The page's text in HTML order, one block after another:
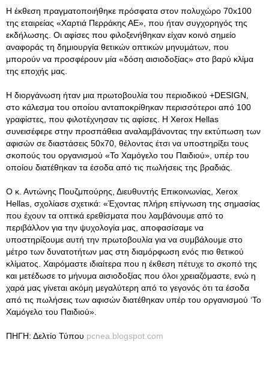
Η έκθεση πραγματοποιήθηκε πρόσφατα στον πολυχώρο 70x100
της εταιρείας «Χαρτιά Περράκης ΑΕ», που ήταν συγχορηγός της
εκδήλωσης. Οι αφίσες που φιλοξενήθηκαν είχαν κοινό σημείο
αναφοράς τη δημιουργία θετικών οπτικών μηνυμάτων, που
μπορούν να προσφέρουν μία «δόση αισιοδοξίας» στο βαρύ κλίμα
της εποχής μας.
Η διοργάνωση ήταν μια πρωτοβουλία του περιοδικού +DESIGN,
στο κάλεσμα του οποίου ανταποκρίθηκαν περισσότεροι από 100
γραφίστες, που φιλοτέχνησαν τις αφίσες. Η Xerox Hellas
συνεισέφερε στην προσπάθεια αναλαμβάνοντας την εκτύπωση των
αφισών σε διαστάσεις 50x70, θέλοντας έτσι να υποστηρίξει τους
σκοπούς του οργανισμού «Το Χαμόγελο του Παιδιού», υπέρ του
οποίου διατέθηκαν τα έσοδα από τις πωλήσεις της βραδιάς.
Ο κ. Αντώνης Πουζμπούρης, Διευθυντής Επικοινωνίας, Xerox
Hellas, σχολίασε σχετικά: «Έχοντας πλήρη επίγνωση της σημασίας
που έχουν τα οπτικά ερεθίσματα που λαμβάνουμε από το
περιβάλλον για την ψυχολογία μας, αποφασίσαμε να
υποστηρίξουμε αυτή την πρωτοβουλία για να συμβάλουμε στο
μέτρο των δυνατοτήτων μας στη διαμόρφωση ενός πιο θετικού
κλίματος. Χαιρόμαστε ιδιαίτερα που η έκθεση πέτυχε το σκοπό της
και μετέδωσε το μήνυμα αισιοδοξίας που όλοι χρειαζόμαστε, ενώ η
χαρά μας γίνεται ακόμη μεγαλύτερη από το γεγονός ότι τα έσοδα
από τις πωλήσεις των αφισών διατέθηκαν υπέρ του οργανισμού ‘Το
Χαμόγελο του Παιδιού».
ΠΗΓΗ: Δελτίο Τύπου pcnea.blogspot.com